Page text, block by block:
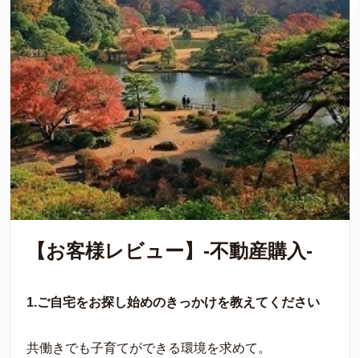
【お客様レビュー】-不動産購入-
1.ご自宅をお探し始めのきっかけを教えてください
共働きでも子育てができる環境を求めて。